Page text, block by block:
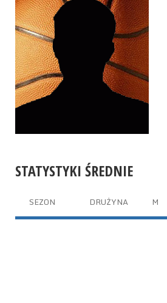
STATYSTYKI ŚREDNIE
SEZON DRUŻYNA M